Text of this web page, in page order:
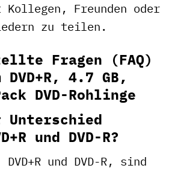
Freunden oder
zu teilen.
Fragen (FAQ)
4.7 GB,
DVD-Rohlinge
und DVD-R?
und DVD-R, sind